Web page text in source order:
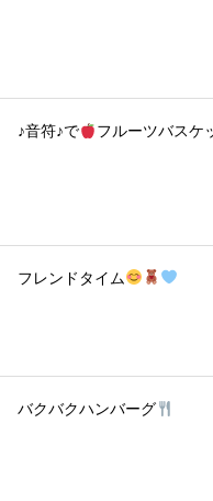
♪音符♪で フルーツバスケ
フレンドタイム
バクバクハンバーグ